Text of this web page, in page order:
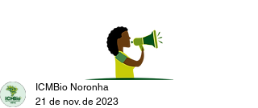
ICMBio Noronha
21 de nov. de 2023